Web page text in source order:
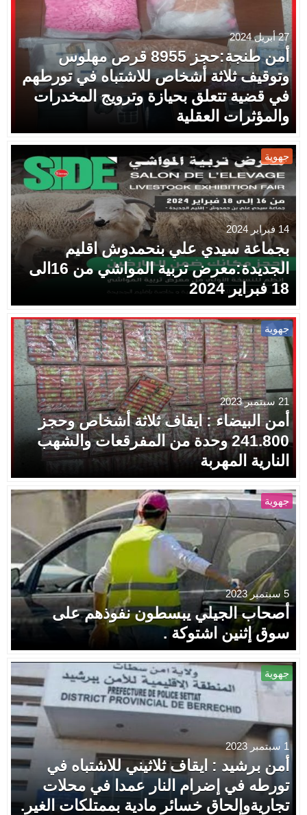
27 أبريل 2024
أمن طنجة:حجز 8955 قرص مهلوس
وتوقيف ثلاثة أشخاص للاشتباه في تورطهم
في قضية تتعلق بحيازة وترويج المخدرات
والمؤثرات العقلية
جهوية
14 فبراير 2024
بجماعة سيدي علي بنحمدوش اقليم
الجديدة:معرض تربية المواشي من 16الى
18 فبراير 2024
جهوية
21 سبتمبر 2023
أمن البيضاء : ايقاف ثلاثة أشخاص وحجز
241.800 وحدة من المفرقعات والشهب
النارية المهربة
جهوية
5 سبتمبر 2023
أصحاب الجيلي يبسطون نفوذهم على
سوق إثنين اشتوكة .
جهوية
1 سبتمبر 2023
أمن برشيد : ايقاف ثلاثيني للاشتباه في
تورطه في إضرام النار عمدا في محلات
تجاريةوإلحاق خسائر مادية بممتلكات الغير.